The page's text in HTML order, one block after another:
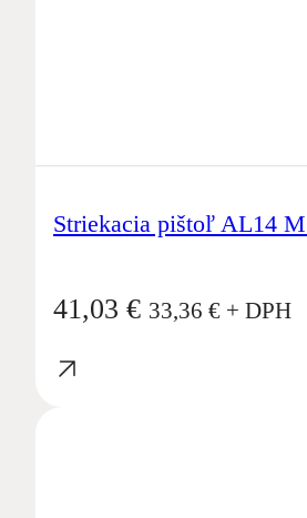
Striekacia pištoľ AL14
41,03 € 33,36 € + DPH